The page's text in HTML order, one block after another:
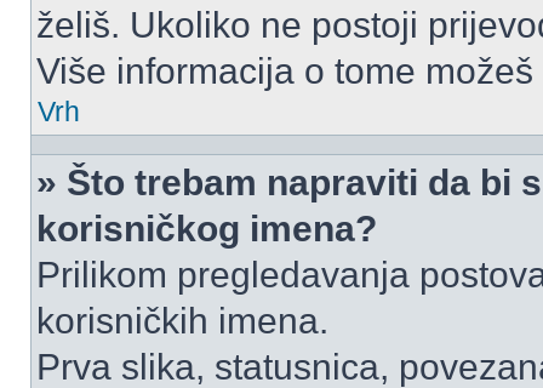
želiš. Ukoliko ne postoji
Više informacija o tome
Vrh
» Što trebam napraviti da bi
korisničkog imena?
Prilikom pregledavanja
korisničkih imena.
Prva slika, statusnica,